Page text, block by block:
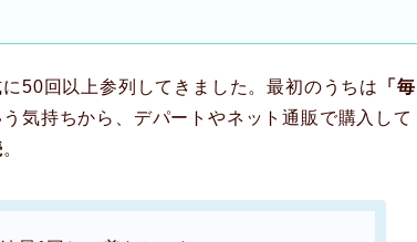
50回以上参列してきました。最初のうちは
「毎
気持ちから、デパートやネット通販で購入して
。